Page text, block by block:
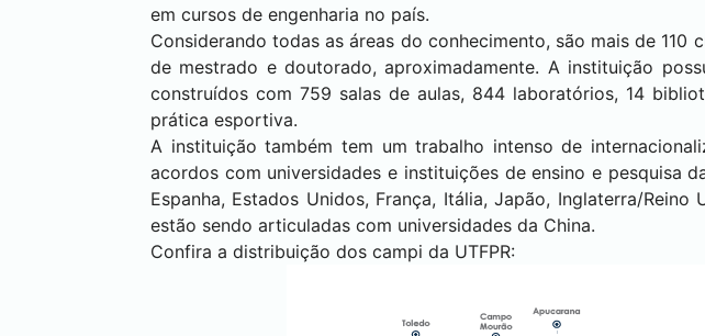
em cursos de engenharia no país.
Considerando todas as áreas do conhecimento, são mais de
de mestrado e doutorado, aproximadamente. A instituição
construídos com 759 salas de aulas, 844 laboratórios, 14
prática esportiva.
A instituição também tem um trabalho intenso de
acordos com universidades e instituições de ensino e pesquisa
Espanha, Estados Unidos, França, Itália, Japão, Inglaterra/
estão sendo articuladas com universidades da China.
Confira a distribuição dos campi da UTFPR: